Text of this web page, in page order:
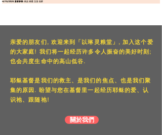
亲爱的朋友们, 欢迎来到「以琳灵粮堂」, 加入这个爱
的大家庭! 我们将一起经历许多令人振奋的美好时刻;
也会共度生命中的高山低谷.
耶稣基督是我们的救主、是我们的焦点、也是我们聚
集的原因. 盼望与您在基督里一起经历耶稣的爱、认
识祂、跟随祂!
關於我們